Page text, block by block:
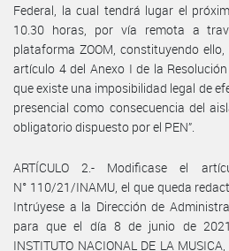
Federal, la cual tendrá lugar el
10.30 horas, por vía remota a
plataforma ZOOM, constituyendo
artículo 4 del Anexo I de la
que existe una imposibilidad legal de
presencial como consecuencia del
obligatorio dispuesto por el PEN”.
ARTÍCULO 2.- Modificase el
N° 110/21/INAMU, el que queda
Intrúyese a la Dirección de
para que el día 8 de junio de
INSTITUTO NACIONAL DE LA